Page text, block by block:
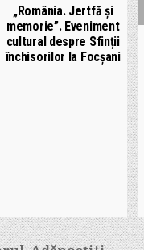
„România. Jertfă și
memorie”. Eveniment
cultural despre Sfinții
închisorilor la Focșani